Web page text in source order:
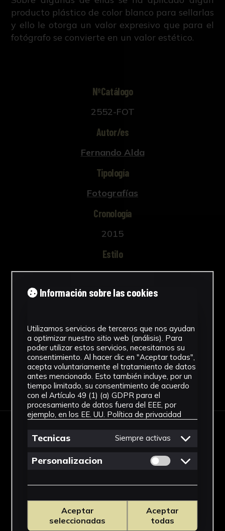
producto plástico de color blanco para sellarlas
y ello le otorga un valor expresivo que para el
fotógrafo se convierte en un valor estético.
NºCatálogo
2552-FOT
Autor/es
Fernando Alda
Tipología
Fotografías
Cronología
2015
Estilo
Art Brut o Art Trouvé
Técnica
Ver más
Descargar Ficha
IMÁGENES
Información sobre las cookies
Utilizamos servicios de terceros que nos ayudan
a optimizar nuestro sitio web (análisis). Para
poder utilizar estos servicios, necesitamos su
consentimiento. Al hacer clic en "Aceptar todas",
acepta voluntariamente el tratamiento de datos
antes mencionado. Esto también incluye, por un
tiempo limitado, su consentimiento de acuerdo
con el Artículo 49 (1) (a) GDPR para el
procesamiento de datos fuera del EEE, por
ejemplo, en los EE. UU. Política de privacidad
Tecnicas Siempre activas
Personalizacion Permitir cookies
Aceptar
seleccionadas
Aceptar
todas